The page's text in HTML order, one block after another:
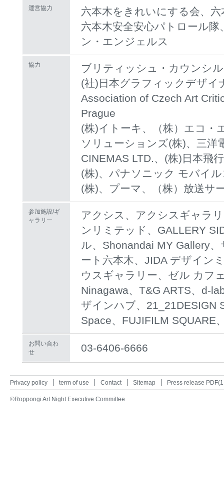
運営協力
六本木をきれいにする会、
六本木安全安心パトロール
ン・エンジェルス
協力
ブリティッシュ・カウンシ
(社)日本グラフィックデザイ
Association of Czech Art
Prague
(株)イトーキ、（株）エコ・
ソリューションズ(株)、三洋
CINEMAS LTD.、(株)日本飛
(株)、パナソニック モバイ
(株)、プーマ、（株）放送サ
参加施設/ギ
ャラリー
アクシス、アクシスギャラ
ンリミテッド、GALLERY
ル、Shonandai MY Gallery
ート六本木、JIDA デザイン
ウスギャラリー、ゼル カフ
Ninagawa、T&G ARTS、d-
ザインハブ、21_21DESIGN
Space、FUJIFILM SQUARE
お問い合わ
せ
03-6406-6666
Privacy policy term of use Contact Sitemap Press release
©Roppongi Art Night Executive Committee